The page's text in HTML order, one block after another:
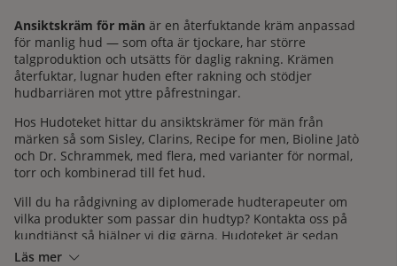
Ansiktskräm för män är en återfuktande kräm anpassad
för manlig hud — som ofta är tjockare, har större
talgproduktion och utsätts för daglig rakning. Krämen
återfuktar, lugnar huden efter rakning och stödjer
hudbarriären mot yttre påfrestningar.
Hos Hudoteket hittar du ansiktskrämer för män från
märken så som Sisley, Clarins, Recipe for men, Bioline Jatò
och Dr. Schrammek, med flera, med varianter för normal,
torr och kombinerad till fet hud.
Vill du ha rådgivning av diplomerade hudterapeuter om
vilka produkter som passar din hudtyp? Kontakta oss på
kundtjänst så hjälper vi dig gärna. Hudoteket är sedan
1972 medlemmar i SHR (Sveriges Hudterapeuters
Läs mer